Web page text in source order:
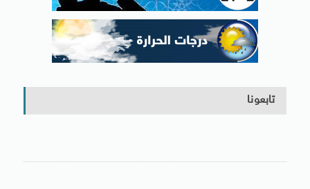
تابعونا